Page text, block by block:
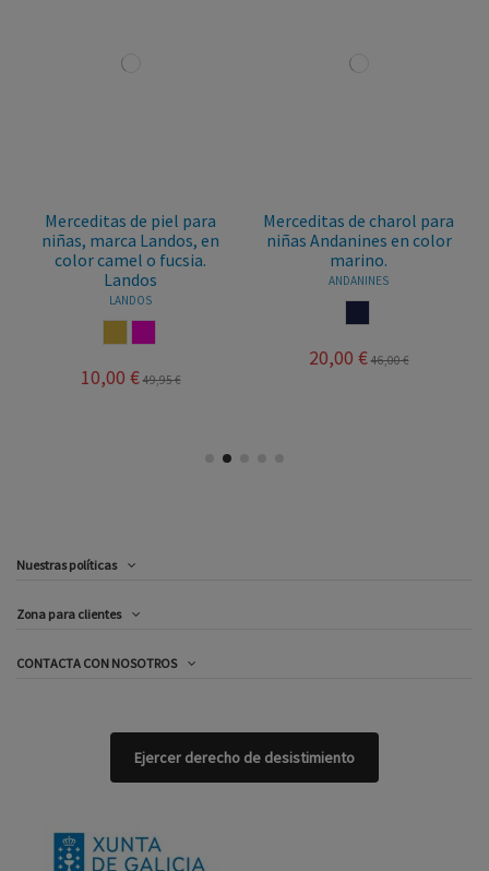
Merceditas de piel para
niñas, marca Landos, en
color camel o fucsia.
Landos
LANDOS
10,00 € 49,95 €
Merceditas de charol para
niñas Andanines en color
marino.
ANDANINES
20,00 € 46,00 €
Nuestras políticas
Zona para clientes
CONTACTA CON NOSOTROS
Ejercer derecho de desistimiento